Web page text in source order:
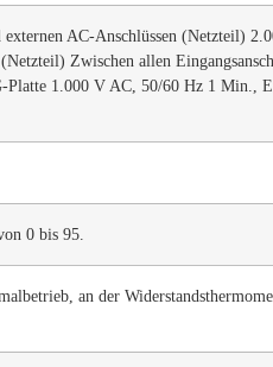
externen AC-Anschlüssen (Netzteil)
Zwischen allen
Platte 1.000 V AC, 50/60 Hz 1
0 bis 95.
an der